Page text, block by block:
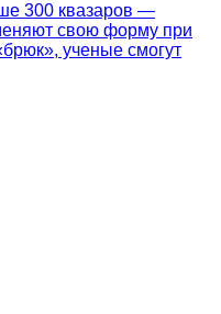
300 квазаров —
свою форму при
ученые смогут